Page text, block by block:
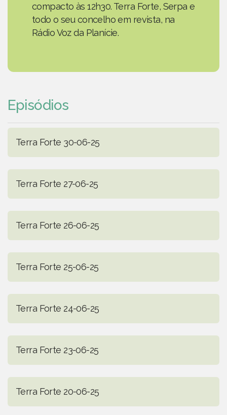
compacto às 12h30. Terra Forte, Serpa e
todo o seu concelho em revista, na
Rádio Voz da Planície.
Episódios
Terra Forte 30-06-25
Terra Forte 27-06-25
Terra Forte 26-06-25
Terra Forte 25-06-25
Terra Forte 24-06-25
Terra Forte 23-06-25
Terra Forte 20-06-25